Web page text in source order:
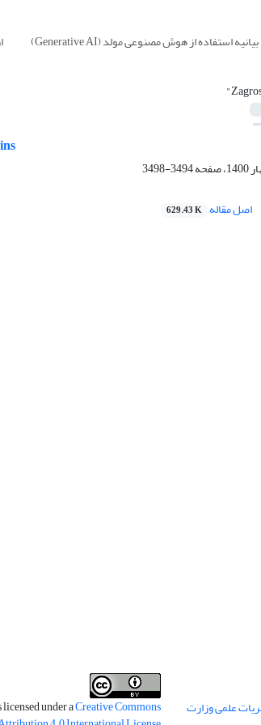
بیانیه استفاده از هوش مصنوعی مولد (Generative AI)
3494-3498
اصل مقاله 629.43 K
علمی وزارت under aCreative Commons